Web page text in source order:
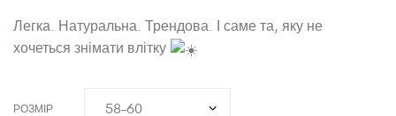
Легка. Натуральна. Трендова. І саме та, яку не
хочеться знімати влітку
РОЗМІР